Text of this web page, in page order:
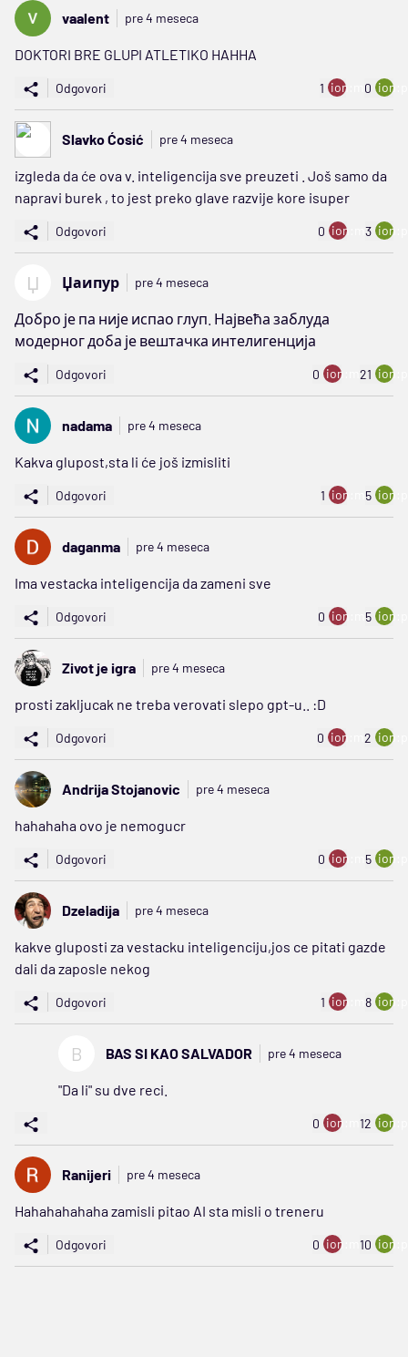
vaalent pre 4 meseca
DOKTORI BRE GLUPI ATLETIKO HAHHA
Odgovori 1 ion:minus
0
Slavko Ćosić pre 4 meseca
izgleda da će ova v. inteligencija sve preuzeti . Još samo da
napravi burek , to jest preko glave razvije kore isuper
Odgovori 0 ion:minus
3
Џ Џаипур pre 4 meseca
Добро је па није испао глуп. Највећа заблуда
модерног доба је вештачка интелигенција
Odgovori 0 ion:minus
21
nadama pre 4 meseca
Kakva glupost,sta li će još izmisliti
Odgovori 1 ion:minus
5
daganma pre 4 meseca
Ima vestacka inteligencija da zameni sve
Odgovori 0 ion:minus
5
Zivot je igra pre 4 meseca
prosti zakljucak ne treba verovati slepo gpt-u.. :D
Odgovori 0 ion:minus
2
Andrija Stojanovic pre 4 meseca
hahahaha ovo je nemogucr
Odgovori 0 ion:minus
5
Dzeladija pre 4 meseca
kakve gluposti za vestacku inteligenciju,jos ce pitati gazde
dali da zaposle nekog
Odgovori 1 ion:minus
8
B BAS SI KAO SALVADOR pre 4 meseca
"Da li" su dve reci.
0 ion:minus
12
Ranijeri pre 4 meseca
Hahahahahaha zamisli pitao AI sta misli o treneru
Odgovori 0 ion:minus
10